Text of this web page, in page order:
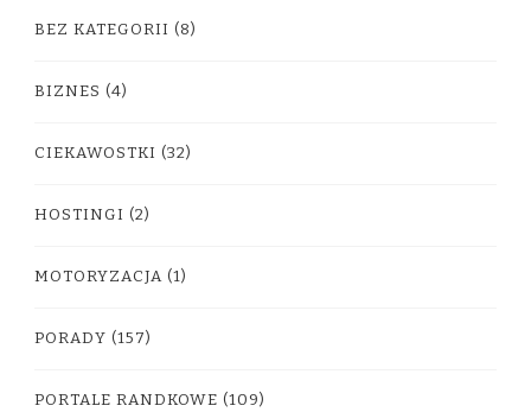
BEZ KATEGORII (8)
BIZNES (4)
CIEKAWOSTKI (32)
HOSTINGI (2)
MOTORYZACJA (1)
PORADY (157)
PORTALE RANDKOWE (109)